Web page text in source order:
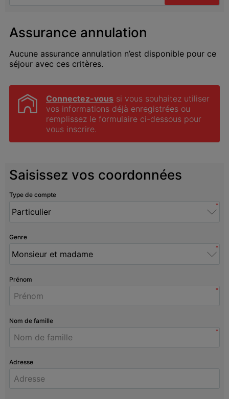
Assurance annulation
Aucune assurance annulation n’est disponible pour ce
séjour avec ces critères.
Connectez-vous si vous souhaitez utiliser
vos informations déjà enregistrées ou
remplissez le formulaire ci-dessous pour
vous inscrire.
Saisissez vos coordonnées
Type de compte
*
Genre
*
Prénom
*
Nom de famille
*
Adresse